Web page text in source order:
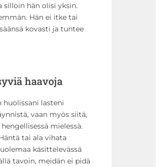
ä
k
s
silloin hän olisi yksin.
Hän ei itke tai
kovasti ja tuntee
haavoja
huolissani lasteni
vaan myös siitä,
mielessä.
tai ala vihata
käsittelevässä
tavoin, meidän ei pidä